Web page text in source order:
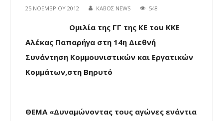
25 ΝΟΕΜΒΡΊΟΥ 2012 ΚΑΒΟΣ NEWS 548
Ομιλία της ΓΓ της ΚΕ του ΚΚΕ
Αλέκας Παπαρήγα στη 14η Διεθνή
Συνάντηση Κομμουνιστικών και Εργατικών
Κομμάτων,στη Βηρυτό
ΘΕΜΑ «Δυναμώνοντας τους αγώνες ενάντια